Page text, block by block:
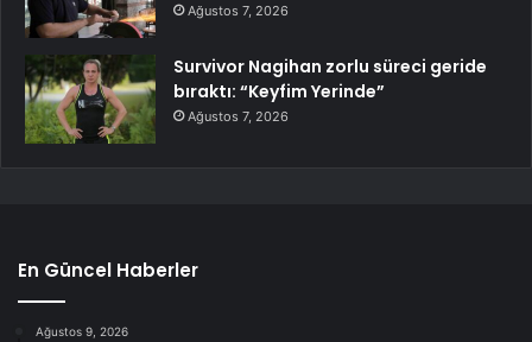
Ağustos 7, 2026
Survivor Nagihan zorlu süreci geride
bıraktı: “Keyfim Yerinde”
Ağustos 7, 2026
En Güncel Haberler
Ağustos 9, 2026